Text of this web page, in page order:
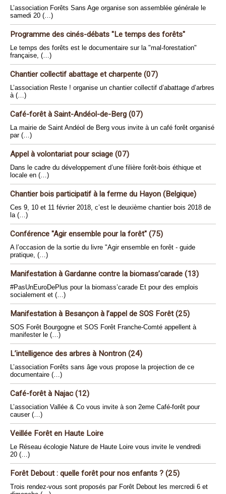
L’association Forêts Sans Age organise son assemblée générale le
samedi 20 (…)
Programme des cinés-débats "Le temps des forêts"
Le temps des forêts est le documentaire sur la "mal-forestation"
française, (…)
Chantier collectif abattage et charpente (07)
L’association Reste ! organise un chantier collectif d’abattage d’arbres
à (…)
Café-forêt à Saint-Andéol-de-Berg (07)
La mairie de Saint Andéol de Berg vous invite à un café forêt organisé
par (…)
Appel à volontariat pour sciage (07)
Dans le cadre du développement d’une filière forêt-bois éthique et
locale en (…)
Chantier bois participatif à la ferme du Hayon (Belgique)
Ces 9, 10 et 11 février 2018, c’est le deuxième chantier bois 2018 de
la (…)
Conférence "Agir ensemble pour la forêt" (75)
A l’occasion de la sortie du livre "Agir ensemble en forêt - guide
pratique, (…)
Manifestation à Gardanne contre la biomass’carade (13)
#PasUnEuroDePlus pour la biomass’carade Et pour des emplois
socialement et (…)
Manifestation à Besançon à l’appel de SOS Forêt (25)
SOS Forêt Bourgogne et SOS Forêt Franche-Comté appellent à
manifester le (…)
L’intelligence des arbres à Nontron (24)
L’association Forêts sans âge vous propose la projection de ce
documentaire (…)
Café-forêt à Najac (12)
L’association Vallée & Co vous invite à son 2eme Café-forêt pour
causer (…)
Veillée Forêt en Haute Loire
Le Réseau écologie Nature de Haute Loire vous invite le vendredi
20 (…)
Forêt Debout : quelle forêt pour nos enfants ? (25)
Trois rendez-vous sont proposés par Forêt Debout les mercredi 6 et